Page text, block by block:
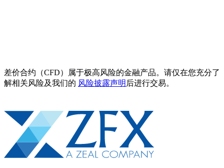
差价合约（CFD）属于极高风险的金融产品。请仅在您充分了
解相关风险及我们的 风险披露声明 后进行交易。